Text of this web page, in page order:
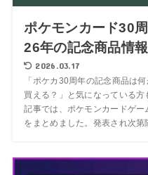
ポケモンカード30
26年の記念商品情
2026.03.17
「ポケカ30周年の記念商品は
買える？」と気になっている
記事では、ポケモンカードゲ
をまとめました。発表され次第